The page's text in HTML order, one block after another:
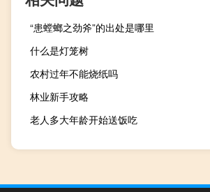
“患螳螂之劲斧”的出处是哪里
什么是灯笼树
农村过年不能烧纸吗
林业新手攻略
老人多大年龄开始送饭吃